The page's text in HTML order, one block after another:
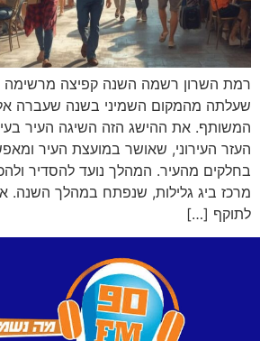
רמת השרון רשמה השנה קפיצה מרשימה
שעלתה מהמקום השמיני בשנה שעברה
המשותף. את ההישג הזה השיגה העיר
העזר העירוני, שאושר במועצת העיר
בחלקים מהעיר. המהלך נועד להסדיר
מרכז ביג גלילות, שנפתח במהלך השנה.
לתוקף […]